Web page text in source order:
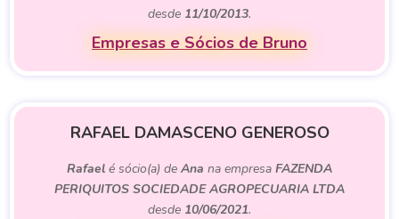
desde 11/10/2013.
Empresas e Sócios de Bruno
RAFAEL DAMASCENO GENEROSO
Rafael é sócio(a) de Ana na empresa FAZENDA
PERIQUITOS SOCIEDADE AGROPECUARIA LTDA
desde 10/06/2021.